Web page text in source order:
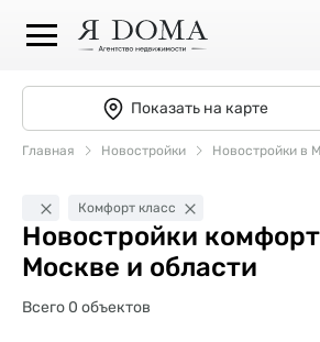
Показать на карте
Главная Новостройки Новостройки в
Комфорт класс
Новостройки
Москве и области
Всего 0 объектов